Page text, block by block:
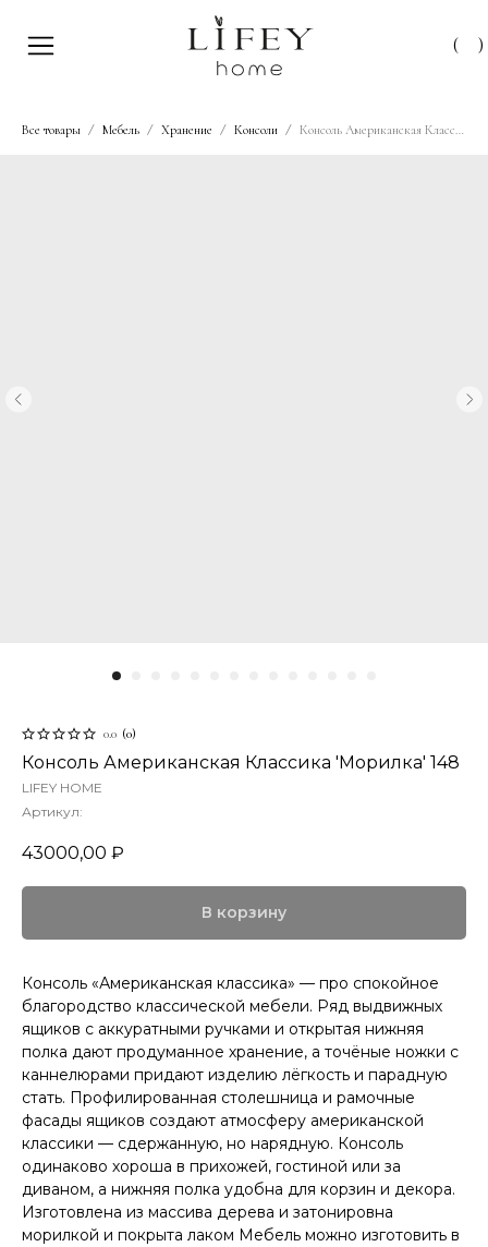
( )
Все товары Мебель Хранение Консоли
0.0 (0)
Консоль Американская Классика 'Морилка' 148
LIFEY HOME
Артикул:
43000,00 ₽
В корзину
Консоль «Американская классика» — про спокойное
благородство классической мебели. Ряд выдвижных
ящиков с аккуратными ручками и открытая нижняя
полка дают продуманное хранение, а точёные ножки с
каннелюрами придают изделию лёгкость и парадную
стать. Профилированная столешница и рамочные
фасады ящиков создают атмосферу американской
классики — сдержанную, но нарядную. Консоль
одинаково хороша в прихожей, гостиной или за
диваном, а нижняя полка удобна для корзин и декора.
Изготовлена из массива дерева и затонировна
морилкой и покрыта лаком Мебель можно изготовить в